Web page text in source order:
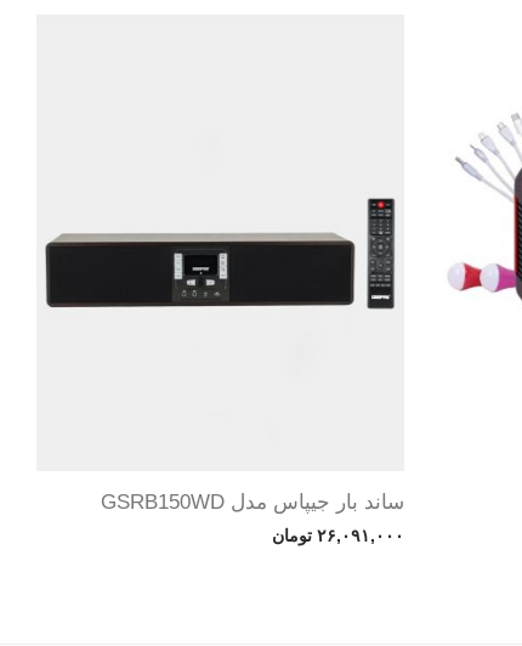
ساند بار جیپاس مدل GSRB150WD
۲۶,۰۹۱,۰۰۰ تومان